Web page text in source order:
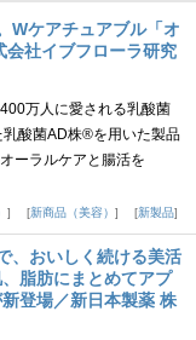
Wケアチュアブル「オ
会社イブフローラ研究
万人に愛される乳酸菌
酸菌AD株®を用いた製品
ーラルケアと腸活を
新商品（美容） 新製品
、おいしく続ける美活
脂肪にまとめてアプ
登場／新日本製薬 株